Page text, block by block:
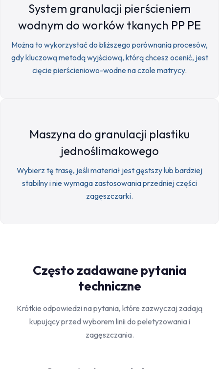
System granulacji pierścieniem
wodnym do worków tkanych PP PE
Można to wykorzystać do bliższego porównania procesów,
gdy kluczową metodą wyjściową, którą chcesz ocenić, jest
cięcie pierścieniowo-wodne na czole matrycy.
Maszyna do granulacji plastiku
jednoślimakowego
Wybierz tę trasę, jeśli materiał jest gęstszy lub bardziej
stabilny i nie wymaga zastosowania przedniej części
zagęszczarki.
Często zadawane pytania
techniczne
Krótkie odpowiedzi na pytania, które zazwyczaj zadają
kupujący przed wyborem linii do peletyzowania i
zagęszczania.